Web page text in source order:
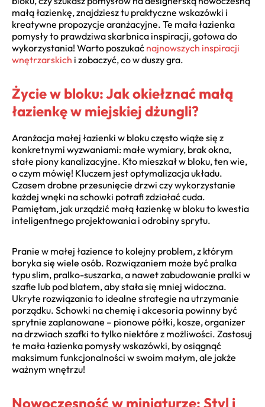
małą łazienkę, znajdziesz tu praktyczne wskazówki i
kreatywne propozycje aranżacyjne. Te mała łazienka
pomysły to prawdziwa skarbnica inspiracji, gotowa do
wykorzystania! Warto poszukać najnowszych inspiracji
wnętrzarskich i zobaczyć, co w duszy gra.
Życie w bloku: Jak okiełznać małą
łazienkę w miejskiej dżungli?
Aranżacja małej łazienki w bloku często wiąże się z
konkretnymi wyzwaniami: małe wymiary, brak okna,
stałe piony kanalizacyjne. Kto mieszkał w bloku, ten wie,
o czym mówię! Kluczem jest optymalizacja układu.
Czasem drobne przesunięcie drzwi czy wykorzystanie
każdej wnęki na schowki potrafi zdziałać cuda.
Pamiętam, jak urządzić małą łazienkę w bloku to kwestia
inteligentnego projektowania i odrobiny sprytu.
Pranie w małej łazience to kolejny problem, z którym
boryka się wiele osób. Rozwiązaniem może być pralka
typu slim, pralko-suszarka, a nawet zabudowanie pralki w
szafie lub pod blatem, aby stała się mniej widoczna.
Ukryte rozwiązania to idealne strategie na utrzymanie
porządku. Schowki na chemię i akcesoria powinny być
sprytnie zaplanowane – pionowe półki, kosze, organizer
na drzwiach szafki to tylko niektóre z możliwości. Zastosuj
te mała łazienka pomysły wskazówki, by osiągnąć
maksimum funkcjonalności w swoim małym, ale jakże
ważnym wnętrzu!
Nowoczesność w miniaturze: Styl i